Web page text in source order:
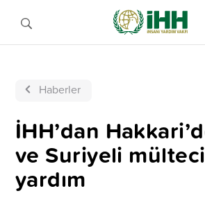
Haberler
İHH’dan
ve Suriyeli
yardım